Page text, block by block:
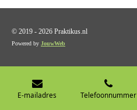
© 2019 - 2026 Praktikus.nl
Powered by JouwWeb
E-mailadres Telefoonnummer